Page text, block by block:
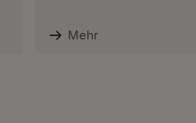
Mehr